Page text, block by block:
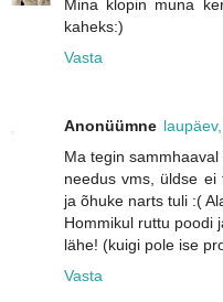
Mina klopin muna
kaheks:)
Vasta
Anonüümne
Ma tegin
needus vms, üldse
ja õhuke narts tuli :(
Hommikul ruttu poodi
lähe! (kuigi pole ise
Vasta